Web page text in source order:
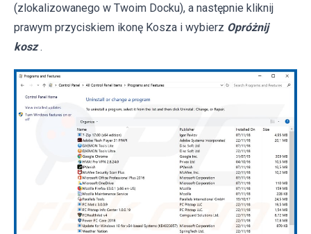
(zlokalizowanego w Twoim Docku), a następnie kliknij
prawym przyciskiem ikonę Kosza i wybierz Opróżnij
kosz .